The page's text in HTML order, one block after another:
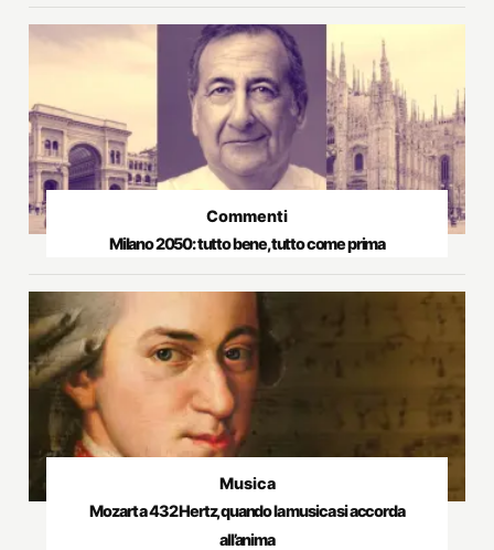
Commenti
Milano 2050: tutto bene, tutto come prima
Musica
Mozart a 432 Hertz, quando la musica si accorda
all’anima